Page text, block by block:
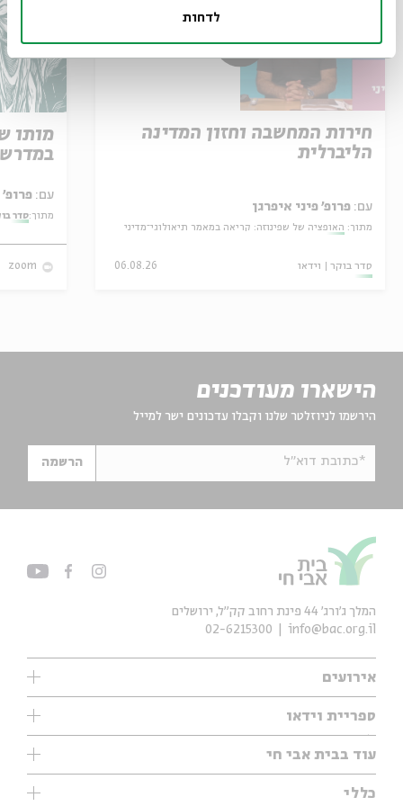
לדחות
חירות המחשבה וחזון המדינה
הליברלית
עם: פרופ' פיני איפרגן
מתוך: האופציה של שפינוזה: קריאה במאמר תיאולוגי־מדיני
סדר בוקר וידאו 06.08.26
מותו
עם: פרופ' אביגדור שנאן
מתוך:סדר
zoom
הישארו מעודכנים
הירשמו לניוזלטר שלנו וקבלו עדכונים ישר למייל
*כתובת דוא"ל הרשמה
אירועים
עיון
אנגלית
נוער
ספריית וידאו
ילדים
מוזיקה
עיון
עוד בבית אבי חי
תערוכות
מיוחדים
כללי
המלך ג'ורג' 44 פינת רחוב קק״ל, ירושלים
info@bac.org.il
02-6215300